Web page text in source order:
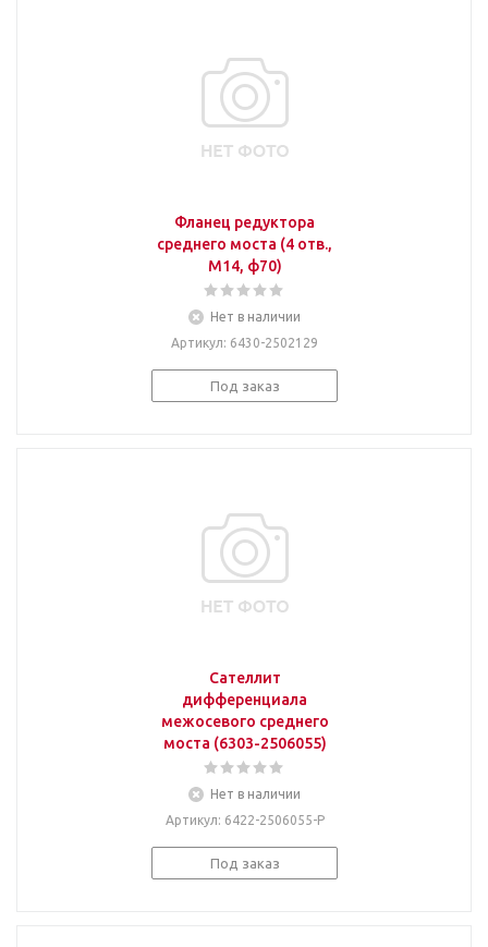
Фланец редуктора
среднего моста (4 отв.,
М14, ф70)
Нет в наличии
Артикул: 6430-2502129
Под заказ
Сателлит
дифференциала
межосевого среднего
моста (6303-2506055)
Нет в наличии
Артикул: 6422-2506055-Р
Под заказ